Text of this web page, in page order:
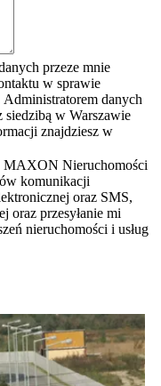
przeze mnie
w sprawie
danych
w Warszawie
znajdziesz w
MAXON Nieruchomości
komunikacji
oraz SMS,
oraz przesyłanie mi
nieruchomości i usług